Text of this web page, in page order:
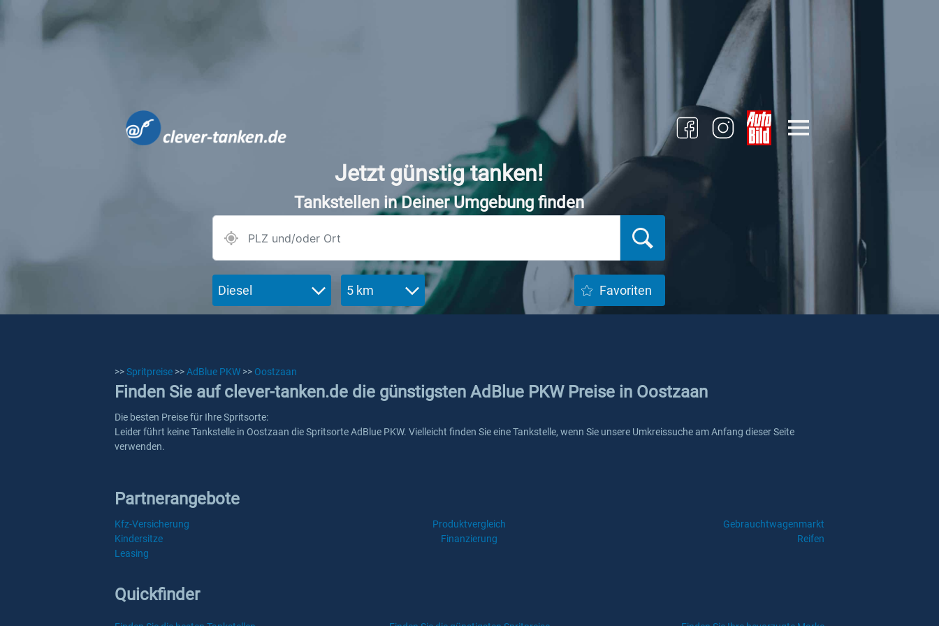
Jetzt günstig tanken!
Tankstellen in Deiner Umgebung finden
Diesel 5 km Favoriten
>>Spritpreise >>AdBlue PKW >> Oostzaan
Finden Sie auf clever-tanken.de die günstigsten AdBlue PKW Preise in Oostzaan
Die besten Preise für Ihre Spritsorte:
Leider führt keine Tankstelle in Oostzaan die Spritsorte AdBlue PKW. Vielleicht finden Sie eine Tankstelle, wenn Sie unsere Umkreissuche am Anfang dieser Seite
verwenden.
Partnerangebote
Kfz-Versicherung Produktvergleich
Gebrauchtwagenmarkt
Kindersitze
Finanzierung
Reifen
Leasing
Quickfinder